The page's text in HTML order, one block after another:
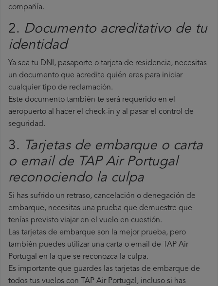
compañía.
2. Documento acreditativo de tu
identidad
Ya sea tu DNI, pasaporte o tarjeta de residencia, necesitas
un documento que acredite quién eres para iniciar
cualquier tipo de reclamación.
Este documento también te será requerido en el
aeropuerto al hacer el check-in y al pasar el control de
seguridad.
3.
Tarjetas de embarque o carta
o email de TAP Air Portugal
reconociendo la culpa
Si has sufrido un retraso, cancelación o denegación de
embarque, necesitas una prueba que demuestre que
tenías previsto viajar en el vuelo en cuestión.
Las tarjetas de embarque son la mejor prueba, pero
también puedes utilizar una carta o email de TAP Air
Portugal en la que se reconozca la culpa.
Es importante que guardes las tarjetas de embarque de
todos tus vuelos con TAP Air Portugal, incluso si has